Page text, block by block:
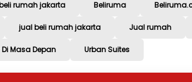
rumah jakarta Beliruma
jual beli rumah jakarta Jual rumah
Masa Depan Urban Suites